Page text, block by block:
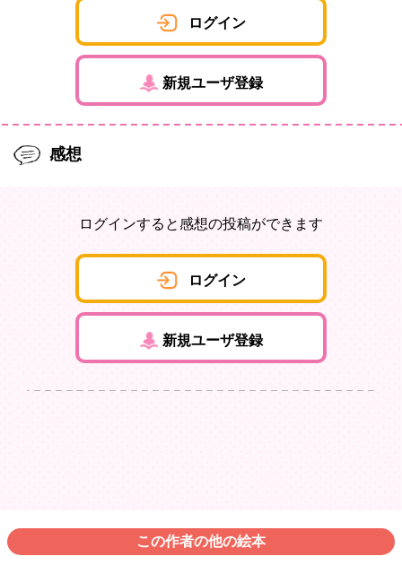
ログイン
新規ユーザ登録
感想
ログインすると感想の投稿ができます
ログイン
新規ユーザ登録
この作者の他の絵本